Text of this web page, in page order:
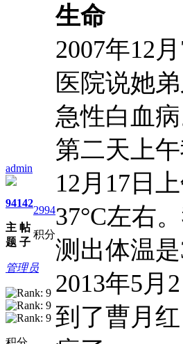
admin
94
主
题
142
帖
子
2994
积分
管理员
生命
2007年12 月
医院说她
急性白血病
第二天上
12 月 17 日
37°C左右
测出体温是
2013年5 月 2
到了曹月